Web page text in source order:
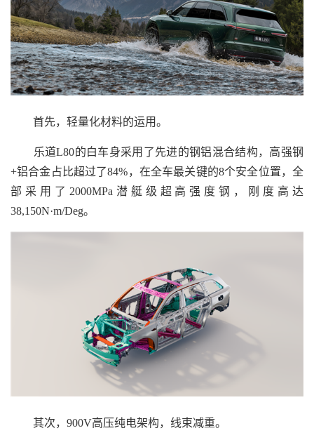
首先，轻量化材料的运用。
乐道L80的白车身采用了先进的钢铝混合结构，高强钢
+铝合金占比超过了84%，在全车最关键的8个安全位置，全
部采用了2000MPa潜艇级超高强度钢，刚度高达
38,150N·m/Deg。
其次，900V高压纯电架构，线束减重。